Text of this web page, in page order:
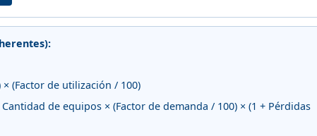
(Factor de utilización / 100)
de equipos × (Factor de demanda / 100) × (1 + Pérdidas